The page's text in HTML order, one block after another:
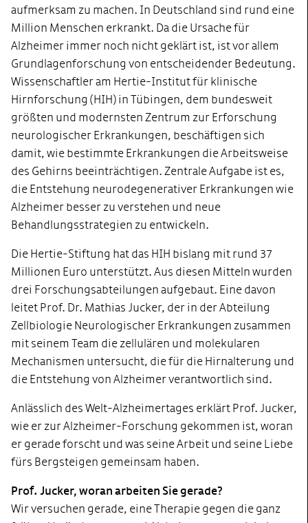
aufmerksam zu machen. In Deutschland sind rund eine
Million Menschen erkrankt. Da die Ursache für
Alzheimer immer noch nicht geklärt ist, ist vor allem
Grundlagenforschung von entscheidender Bedeutung.
Wissenschaftler am Hertie-Institut für klinische
Hirnforschung (HIH) in Tübingen, dem bundesweit
größten und modernsten Zentrum zur Erforschung
neurologischer Erkrankungen, beschäftigen sich
damit, wie bestimmte Erkrankungen die Arbeitsweise
des Gehirns beeinträchtigen. Zentrale Aufgabe ist es,
die Entstehung neurodegenerativer Erkrankungen wie
Alzheimer besser zu verstehen und neue
Behandlungsstrategien zu entwickeln.
Die Hertie-Stiftung hat das HIH bislang mit rund 37
Millionen Euro unterstützt. Aus diesen Mitteln wurden
drei Forschungsabteilungen aufgebaut. Eine davon
leitet Prof. Dr. Mathias Jucker, der in der Abteilung
Zellbiologie Neurologischer Erkrankungen zusammen
mit seinem Team die zellulären und molekularen
Mechanismen untersucht, die für die Hirnalterung und
die Entstehung von Alzheimer verantwortlich sind.
Anlässlich des Welt-Alzheimertages erklärt Prof. Jucker,
wie er zur Alzheimer-Forschung gekommen ist, woran
er gerade forscht und was seine Arbeit und seine Liebe
fürs Bergsteigen gemeinsam haben.
Prof. Jucker, woran arbeiten Sie gerade?
Wir versuchen gerade, eine Therapie gegen die ganz